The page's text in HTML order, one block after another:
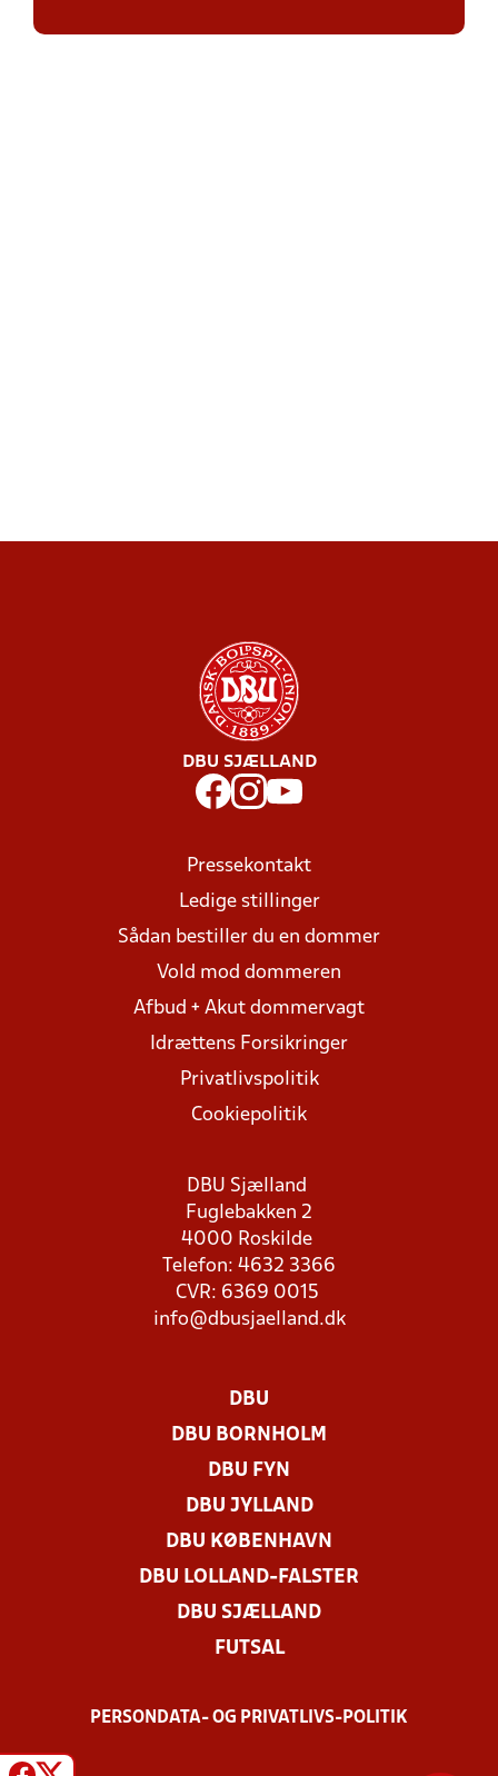
DBU SJÆLLAND
Pressekontakt
Ledige stillinger
Sådan bestiller du en dommer
Vold mod dommeren
Afbud + Akut dommervagt
Idrættens Forsikringer
Privatlivspolitik
Cookiepolitik
DBU Sjælland
Fuglebakken 2
4000 Roskilde
Telefon: 4632 3366
CVR: 6369 0015
info@dbusjaelland.dk
DBU
DBU BORNHOLM
DBU FYN
DBU JYLLAND
DBU KØBENHAVN
DBU LOLLAND-FALSTER
DBU SJÆLLAND
FUTSAL
PERSONDATA- OG PRIVATLIVS-POLITIK